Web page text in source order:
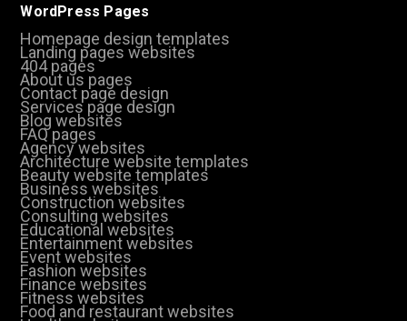
WordPress Pages
Homepage design templates
Landing pages websites
404 pages
About us pages
Contact page design
Services page design
Blog websites
FAQ pages
Agency websites
Architecture website templates
Beauty website templates
Business websites
Construction websites
Consulting websites
Educational websites
Entertainment websites
Event websites
Fashion websites
Finance websites
Fitness websites
Food and restaurant websites